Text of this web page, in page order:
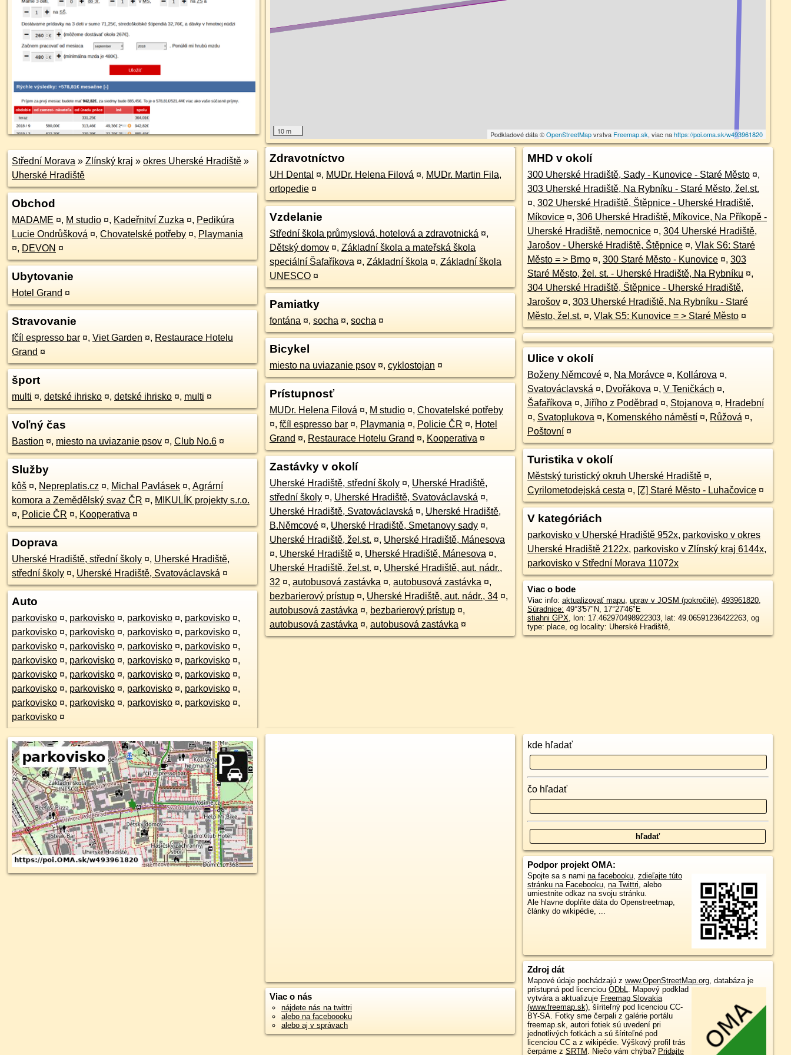
10 m Podkladové dáta ©OpenStreetMapvrstva Freemap.sk, viac nahttps://poi.oma.sk/w493961820
Střední Morava » Zlínský kraj » okres Uherské Hradiště »
Uherské Hradiště
Obchod
MADAME ¤, M studio ¤, Kadeřnitví Zuzka ¤, Pedikúra
Lucie Ondrůšková ¤, Chovatelské potřeby ¤, Playmania
¤, DEVON ¤
Ubytovanie
Hotel Grand ¤
Stravovanie
fčíl espresso bar ¤, Viet Garden ¤, Restaurace Hotelu
Grand ¤
šport
multi ¤, detské ihrisko ¤, detské ihrisko ¤, multi ¤
Voľný čas
Bastion ¤, miesto na uviazanie psov ¤, Club No.6 ¤
Služby
kôš ¤, Nepreplatis.cz ¤, Michal Pavlásek ¤, Agrární
komora a Zemědělský svaz ČR ¤, MIKULÍK projekty s.r.o.
¤, Policie ČR ¤, Kooperativa ¤
Doprava
Uherské Hradiště, střední školy ¤, Uherské Hradiště,
střední školy ¤, Uherské Hradiště, Svatováclavská ¤
Auto
parkovisko ¤, parkovisko ¤, parkovisko ¤, parkovisko ¤,
parkovisko ¤, parkovisko ¤, parkovisko ¤, parkovisko ¤,
parkovisko ¤, parkovisko ¤, parkovisko ¤, parkovisko ¤,
parkovisko ¤, parkovisko ¤, parkovisko ¤, parkovisko ¤,
parkovisko ¤, parkovisko ¤, parkovisko ¤, parkovisko ¤,
parkovisko ¤, parkovisko ¤, parkovisko ¤, parkovisko ¤,
parkovisko ¤, parkovisko ¤, parkovisko ¤, parkovisko ¤,
parkovisko ¤
Zdravotníctvo
UH Dental ¤, MUDr. Helena Filová ¤, MUDr. Martin Fila,
ortopedie ¤
Vzdelanie
Střední škola průmyslová, hotelová a zdravotnická ¤,
Dětský domov ¤, Základní škola a mateřská škola
speciální Šafaříkova ¤, Základní škola ¤, Základní škola
UNESCO ¤
Pamiatky
fontána ¤, socha ¤, socha ¤
Bicykel
miesto na uviazanie psov ¤, cyklostojan ¤
Prístupnosť
MUDr. Helena Filová ¤, M studio ¤, Chovatelské potřeby
¤, fčíl espresso bar ¤, Playmania ¤, Policie ČR ¤, Hotel
Grand ¤, Restaurace Hotelu Grand ¤, Kooperativa ¤
Zastávky v okolí
Uherské Hradiště, střední školy ¤, Uherské Hradiště,
střední školy ¤, Uherské Hradiště, Svatováclavská ¤,
Uherské Hradiště, Svatováclavská ¤, Uherské Hradiště,
B.Němcové ¤, Uherské Hradiště, Smetanovy sady ¤,
Uherské Hradiště, žel.st. ¤, Uherské Hradiště, Mánesova
¤, Uherské Hradiště ¤, Uherské Hradiště, Mánesova ¤,
Uherské Hradiště, žel.st. ¤, Uherské Hradiště, aut. nádr.,
32 ¤, autobusová zastávka ¤, autobusová zastávka ¤,
bezbarierový prístup ¤, Uherské Hradiště, aut. nádr., 34 ¤,
autobusová zastávka ¤, bezbarierový prístup ¤,
autobusová zastávka ¤, autobusová zastávka ¤
MHD v okolí
300 Uherské Hradiště, Sady - Kunovice - Staré Město ¤,
303 Uherské Hradiště, Na Rybníku - Staré Město, žel.st.
¤, 302 Uherské Hradiště, Štěpnice - Uherské Hradiště,
Míkovice ¤, 306 Uherské Hradiště, Míkovice, Na Příkopě -
Uherské Hradiště, nemocnice ¤, 304 Uherské Hradiště,
Jarošov - Uherské Hradiště, Štěpnice ¤, Vlak S6: Staré
Město = > Brno ¤, 300 Staré Město - Kunovice ¤, 303
Staré Město, žel. st. - Uherské Hradiště, Na Rybníku ¤,
304 Uherské Hradiště, Štěpnice - Uherské Hradiště,
Jarošov ¤, 303 Uherské Hradiště, Na Rybníku - Staré
Město, žel.st. ¤, Vlak S5: Kunovice = > Staré Město ¤
Ulice v okolí
Boženy Němcové ¤, Na Morávce ¤, Kollárova ¤,
Svatováclavská ¤, Dvořákova ¤, V Teničkách ¤,
Šafaříkova ¤, Jiřího z Poděbrad ¤, Stojanova ¤, Hradební
¤, Svatoplukova ¤, Komenského náměstí ¤, Růžová ¤,
Poštovní ¤
Turistika v okolí
Městský turistický okruh Uherské Hradiště ¤,
Cyrilometodejská cesta ¤, [Z] Staré Město - Luhačovice ¤
V kategóriách
parkovisko v Uherské Hradiště 952x, parkovisko v okres
Uherské Hradiště 2122x, parkovisko v Zlínský kraj 6144x,
parkovisko v Střední Morava 11072x
Viac o bode
Viac info: aktualizovať mapu, uprav v JOSM (pokročilé), 493961820,
Súradnice: 49°3'57"N, 17°27'46"E
stiahni GPX, lon: 17.462970498922303, lat: 49.06591236422263, og
type: place, og locality: Uherské Hradiště,
Viac o nás
nájdete nás na twittri
alebo na faceboooku
alebo aj v správach
kde hľadať
čo hľadať
Podpor projekt OMA:
Spojte sa s nami na facebooku, zdieľajte túto
stránku na Facebooku, na Twittri, alebo
umiestnite odkaz na svoju stránku.
Ale hlavne doplňte dáta do Openstreetmap,
články do wikipédie, ...
Zdroj dát
Mapové údaje pochádzajú z www.OpenStreetMap.org, databáza je
prístupná pod licenciou ODbL. Mapový podklad
vytvára a aktualizuje Freemap Slovakia
(www.freemap.sk), šíriteľný pod licenciou CC-
BY-SA. Fotky sme čerpali z galérie portálu
freemap.sk, autori fotiek sú uvedení pri
jednotlivých fotkách a sú šíriteľné pod
licenciou CC a z wikipédie. Výškový profil trás
čerpáme z SRTM . Niečo vám chýba? Pridajte